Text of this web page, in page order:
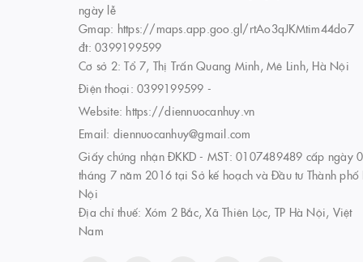
ngày lễ
Gmap: https://maps.app.goo.gl/rtAo3qJKMtim44do7
đt: 0399199599
Cơ sở 2: Tổ 7, Thị Trấn Quang Minh, Mê Linh, Hà Nội
Điện thoại: 0399199599 -
Website: https://diennuocanhuy.vn
Email: diennuocanhuy@gmail.com
Giấy chứng nhận ĐKKD - MST: 0107489489 cấp ngày
tháng 7 năm 2016 tại Sở kế hoạch và Đầu tư Thành phố
Nội
Địa chỉ thuế: Xóm 2 Bắc, Xã Thiên Lộc, TP Hà Nội, Việt
Nam